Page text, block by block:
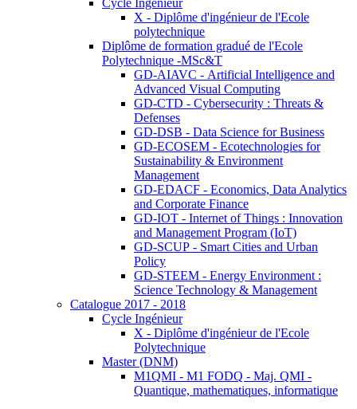
Cycle Ingénieur
X - Diplôme d'ingénieur de l'Ecole
polytechnique
Diplôme de formation gradué de l'Ecole
Polytechnique -MSc&T
GD-AIAVC - Artificial Intelligence and
Advanced Visual Computing
GD-CTD - Cybersecurity : Threats &
Defenses
GD-DSB - Data Science for Business
GD-ECOSEM - Ecotechnologies for
Sustainability & Environment
Management
GD-EDACF - Economics, Data Analytics
and Corporate Finance
GD-IOT - Internet of Things : Innovation
and Management Program (IoT)
GD-SCUP - Smart Cities and Urban
Policy
GD-STEEM - Energy Environment :
Science Technology & Management
Catalogue 2017 - 2018
Cycle Ingénieur
X - Diplôme d'ingénieur de l'Ecole
Polytechnique
Master (DNM)
M1QMI - M1 FODQ - Maj. QMI -
Quantique, mathematiques, informatique